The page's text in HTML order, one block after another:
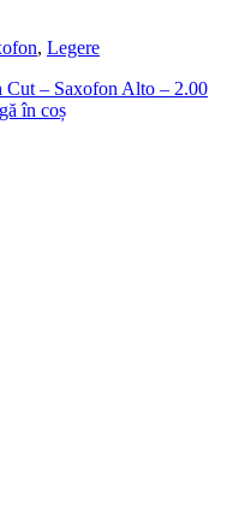
, Legere
Cut – Saxofon Alto – 2.00
în coș